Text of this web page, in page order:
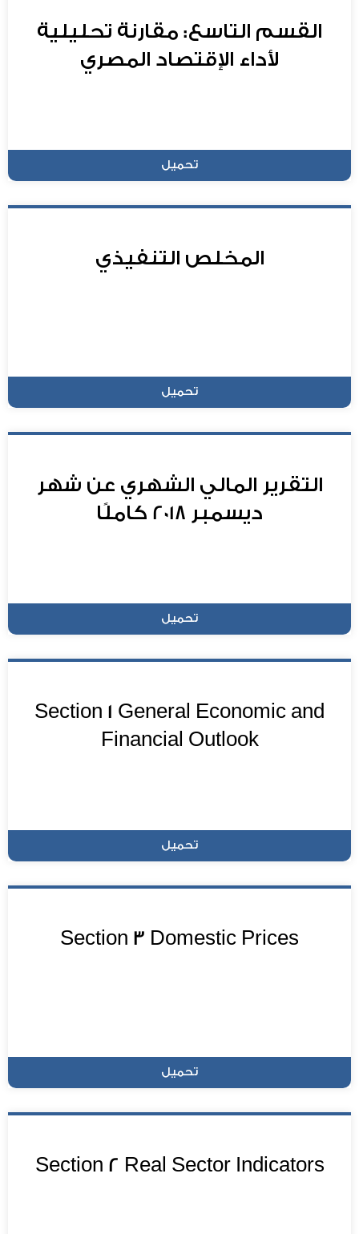
القسم التاسع: مقارنة تحليلية
لأداء الإقتصاد المصري
تحميل
المخلص التنفيذي
تحميل
التقرير المالي الشهري عن شهر
ديسمبر 2018 كاملًا
تحميل
Section 1 General Economic and
Financial Outlook
تحميل
Section 3 Domestic Prices
تحميل
Section 2 Real Sector Indicators